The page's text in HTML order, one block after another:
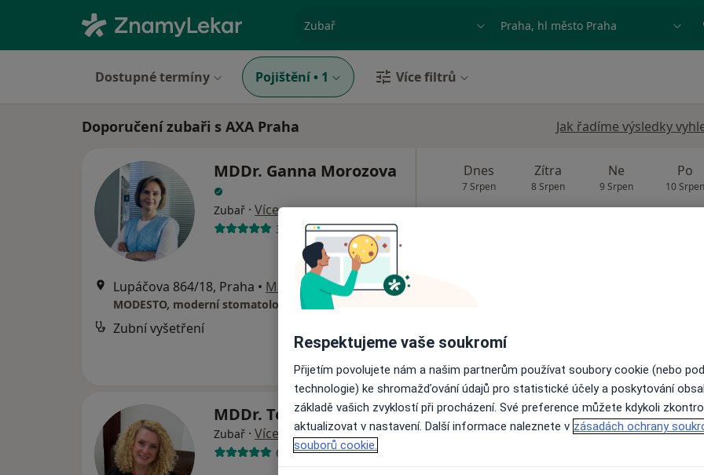
specializace, nemoc nebo příjmení Město nebo region
Dostupné termíny Pojištění • 1 Více filtrů
Doporučení zubaři s AXA Praha Jak řadíme výsledky
MDDr. Ganna Morozova
Zubař · Více
319 názorů
Lupáčova 864/18, Praha • Mapa
MODESTO, moderní stomatologie
Zubní vyšetření
Dnes
7 Srpen
Zítra
8 Srpen
Ne
9 Srpen
Po
10 Srpen
MDDr. Tereza Bacová
Zubař · Více
609 názorů
Dnes
7 Srpen
Zítra
8 Srpen
Ne
9 Srpen
Po
10
Respektujeme vaše soukromí
Přijetím povolujete nám a našim partnerům používat soubory cookie (nebo
technologie) ke shromažďování údajů pro statistické účely a poskytování
základě vašich zvyklostí při procházení. Své preference můžete kdykoli
aktualizovat v nastavení. Další informace naleznete v zásadách ochrany
souborů cookie.